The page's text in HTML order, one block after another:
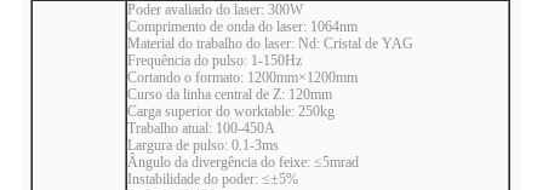
Poder avaliado do laser: 300W
Comprimento de onda do laser: 1064nm
Material do trabalho do laser: Nd: Cristal de YAG
Frequência do pulso: 1-150Hz
Cortando o formato: 1200mm×1200mm
Curso da linha central de Z: 120mm
Carga superior do worktable: 250kg
Trabalho atual: 100-450A
Largura de pulso: 0.1-3ms
Ângulo da divergência do feixe: ≤5mrad
Instabilidade do poder: ≤±5%